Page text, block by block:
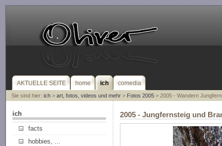
AKTUELLE SEITE home ich comedia
Sie sind hier: ich> art, fotos, videos und mehr> Fotos 2005> 2005 - Wandern
ich
facts
hobbies, ...
2005 - Jungfernsteig und